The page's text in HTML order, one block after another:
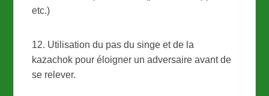
etc.)
12. Utilisation du pas du singe et de la
kazachok pour éloigner un adversaire avant de
se relever.